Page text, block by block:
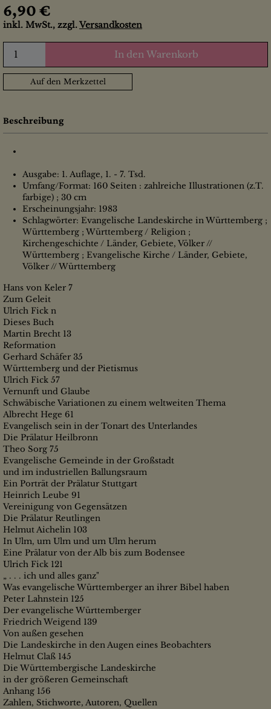
6,90 €
inkl. MwSt., zzgl. Versandkosten
In den Warenkorb
Auf den Merkzettel
Beschreibung
Ausgabe: 1. Auflage, 1. - 7. Tsd.
Umfang/Format: 160 Seiten : zahlreiche Illustrationen (z.T.
farbige) ; 30 cm
Erscheinungsjahr: 1983
Schlagwörter: Evangelische Landeskirche in Württemberg ;
Württemberg ; Württemberg / Religion ;
Kirchengeschichte / Länder, Gebiete, Völker //
Württemberg ; Evangelische Kirche / Länder, Gebiete,
Völker // Württemberg
Hans von Keler 7
Zum Geleit
Ulrich Fick n
Dieses Buch
Martin Brecht 13
Reformation
Gerhard Schäfer 35
Württemberg und der Pietismus
Ulrich Fick 57
Vernunft und Glaube
Schwäbische Variationen zu einem weltweiten Thema
Albrecht Hege 61
Evangelisch sein in der Tonart des Unterlandes
Die Prälatur Heilbronn
Theo Sorg 75
Evangelische Gemeinde in der Großstadt
und im industriellen Ballungsraum
Ein Porträt der Prälatur Stuttgart
Heinrich Leube 91
Vereinigung von Gegensätzen
Die Prälatur Reutlingen
Helmut Aichelin 103
In Ulm, um Ulm und um Ulm herum
Eine Prälatur von der Alb bis zum Bodensee
Ulrich Fick 121
„ . . . ich und alles ganz"
Was evangelische Württemberger an ihrer Bibel haben
Peter Lahnstein 125
Der evangelische Württemberger
Friedrich Weigend 139
Von außen gesehen
Die Landeskirche in den Augen eines Beobachters
Helmut Claß 145
Die Württembergische Landeskirche
in der größeren Gemeinschaft
Anhang 156
Zahlen, Stichworte, Autoren, Quellen